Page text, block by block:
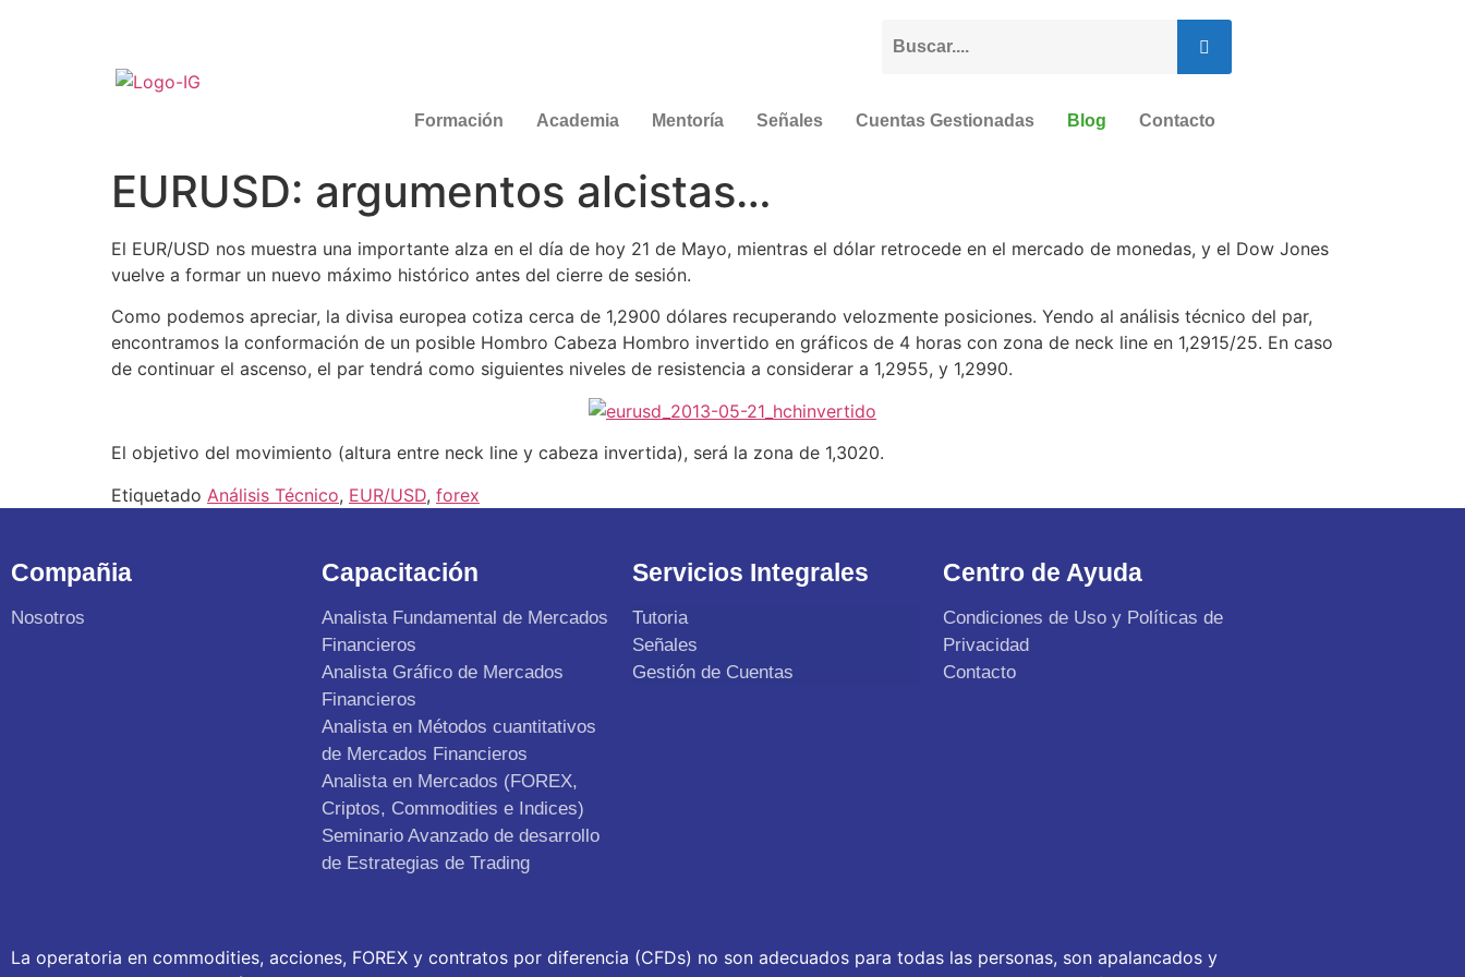
Formación Academia Mentoría Señales Cuentas Gestionadas Blog Contacto
EURUSD: argumentos alcistas…
El EUR/USD nos muestra una importante alza en el día de hoy 21 de Mayo, mientras el dólar retrocede en el mercado de monedas, y el Dow Jones
vuelve a formar un nuevo máximo histórico antes del cierre de sesión.
Como podemos apreciar, la divisa europea cotiza cerca de 1,2900 dólares recuperando velozmente posiciones. Yendo al análisis técnico del par,
encontramos la conformación de un posible Hombro Cabeza Hombro invertido en gráficos de 4 horas con zona de neck line en 1,2915/25. En caso
de continuar el ascenso, el par tendrá como siguientes niveles de resistencia a considerar a 1,2955, y 1,2990.
El objetivo del movimiento (altura entre neck line y cabeza invertida), será la zona de 1,3020.
Etiquetado Análisis Técnico, EUR/USD, forex
Compañia
Nosotros
Capacitación
Analista Fundamental de Mercados
Financieros
Analista Gráfico de Mercados
Financieros
Analista en Métodos cuantitativos
de Mercados Financieros
Analista en Mercados (FOREX,
Criptos, Commodities e Indices)
Seminario Avanzado de desarrollo
de Estrategias de Trading
Servicios Integrales
Tutoria
Señales
Gestión de Cuentas
Centro de Ayuda
Condiciones de Uso y Políticas de
Privacidad
Contacto
La operatoria en commodities, acciones, FOREX y contratos por diferencia (CFDs) no son adecuados para todas las personas, son apalancados y